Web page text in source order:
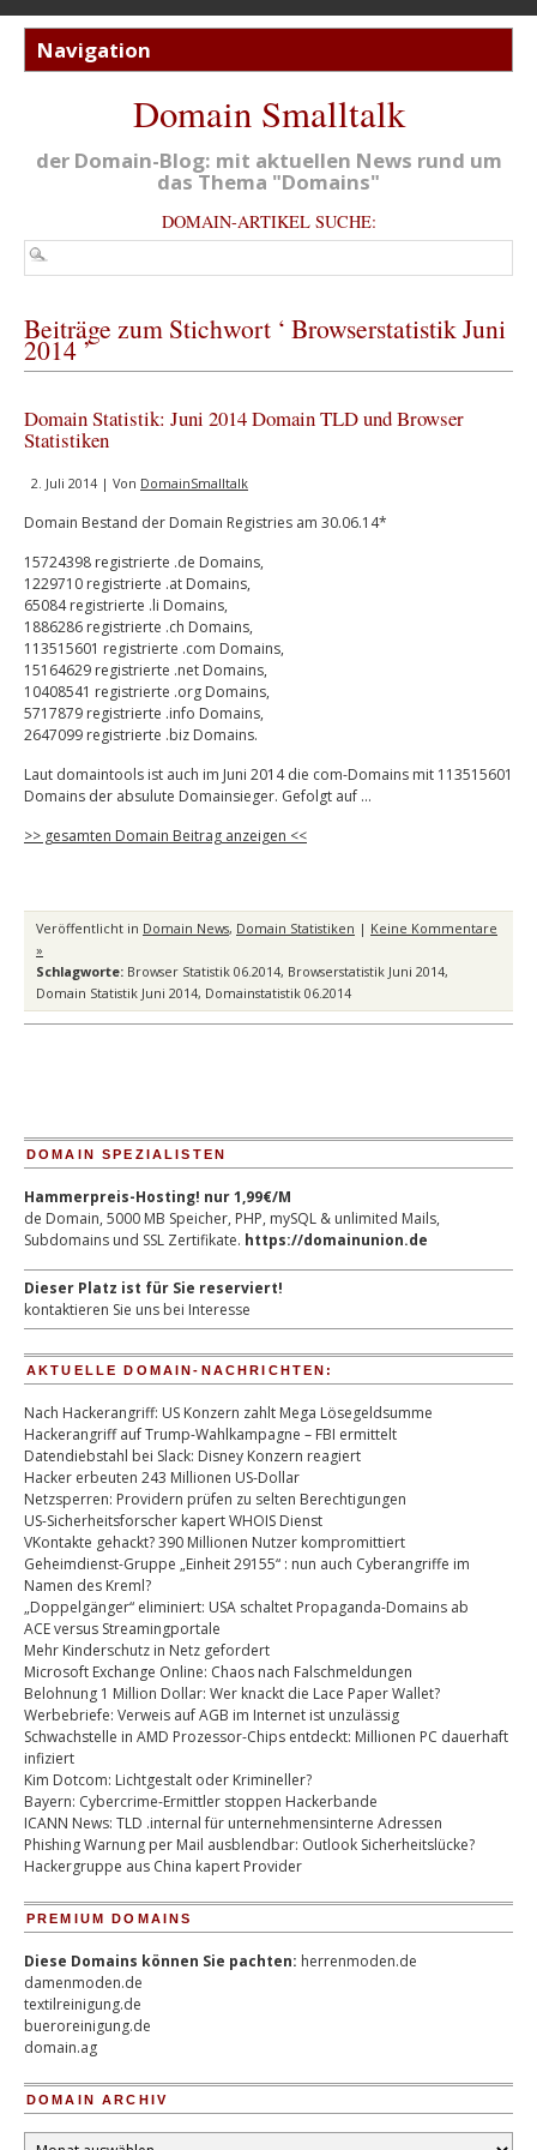
Domain Smalltalk
der Domain-Blog: mit aktuellen News rund um
das Thema "Domains"
DOMAIN-ARTIKEL SUCHE:
Beiträge zum Stichwort ‘ Browserstatistik Juni
2014 ’
Domain Statistik: Juni 2014 Domain TLD und Browser
Statistiken
2. Juli 2014 | Von DomainSmalltalk
Domain Bestand der Domain Registries am 30.06.14*
15724398 registrierte .de Domains,
1229710 registrierte .at Domains,
65084 registrierte .li Domains,
1886286 registrierte .ch Domains,
113515601 registrierte .com Domains,
15164629 registrierte .net Domains,
10408541 registrierte .org Domains,
5717879 registrierte .info Domains,
2647099 registrierte .biz Domains.
Laut domaintools ist auch im Juni 2014 die com-Domains mit 113515601
Domains der absulute Domainsieger. Gefolgt auf …
>> gesamten Domain Beitrag anzeigen <<
Veröffentlicht in Domain News, Domain Statistiken | Keine Kommentare
»
Schlagworte: Browser Statistik 06.2014, Browserstatistik Juni 2014,
Domain Statistik Juni 2014, Domainstatistik 06.2014
DOMAIN SPEZIALISTEN
Hammerpreis-Hosting! nur 1,99€/M
de Domain, 5000 MB Speicher, PHP, mySQL & unlimited Mails,
Subdomains und SSL Zertifikate. https://domainunion.de
Dieser Platz ist für Sie reserviert!
kontaktieren Sie uns bei Interesse
AKTUELLE DOMAIN-NACHRICHTEN:
Nach Hackerangriff: US Konzern zahlt Mega Lösegeldsumme
Hackerangriff auf Trump-Wahlkampagne – FBI ermittelt
Datendiebstahl bei Slack: Disney Konzern reagiert
Hacker erbeuten 243 Millionen US-Dollar
Netzsperren: Providern prüfen zu selten Berechtigungen
US-Sicherheitsforscher kapert WHOIS Dienst
VKontakte gehackt? 390 Millionen Nutzer kompromittiert
Geheimdienst-Gruppe „Einheit 29155“ : nun auch Cyberangriffe im
Namen des Kreml?
„Doppelgänger“ eliminiert: USA schaltet Propaganda-Domains ab
ACE versus Streamingportale
Mehr Kinderschutz in Netz gefordert
Microsoft Exchange Online: Chaos nach Falschmeldungen
Belohnung 1 Million Dollar: Wer knackt die Lace Paper Wallet?
Werbebriefe: Verweis auf AGB im Internet ist unzulässig
Schwachstelle in AMD Prozessor-Chips entdeckt: Millionen PC dauerhaft
infiziert
Kim Dotcom: Lichtgestalt oder Krimineller?
Bayern: Cybercrime-Ermittler stoppen Hackerbande
ICANN News: TLD .internal für unternehmensinterne Adressen
Phishing Warnung per Mail ausblendbar: Outlook Sicherheitslücke?
Hackergruppe aus China kapert Provider
PREMIUM DOMAINS
Diese Domains können Sie pachten: herrenmoden.de
damenmoden.de
textilreinigung.de
bueroreinigung.de
domain.ag
DOMAIN ARCHIV
Domain